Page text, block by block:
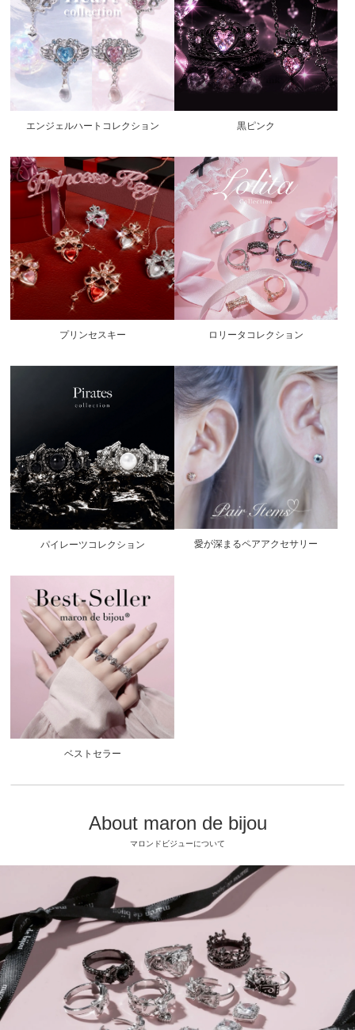
エンジェルハートコレクション 黒ピンク
プリンセスキー ロリータコレクション
パイレーツコレクション 愛が深まるペアアクセサリー
ベストセラー
About maron de bijou
マロンドビジューについて